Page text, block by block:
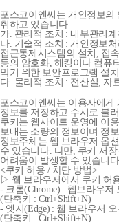
포스코이앤씨는 개인정보의
취하고 있습니다.
가. 관리적 조치 : 내부관리
나. 기술적 조치 : 개인정보
접근통제시스템의 설치, 접
등의 암호화, 해킹이나 컴퓨
막기 위한 보안프로그램 설
다. 물리적 조치 : 전산실, 자
포스코이앤씨는 이용자에
정보를 저장하고 수시로 불
쿠키는 웹사이트 운영에 이
보내는 소량의 정보이며 정
정보주체는 웹 브라우저 옵
수 있습니다. 다만, 쿠키 저
어려움이 발생할 수 있습니
<쿠키 허용 / 차단 방법>
▷ 웹 브라우저에서 쿠키 허
- 크롬(Chrome) : 웹브라우
(단축키 : Ctrl+Shift+N)
- 엣지(Edge) : 웹 브라우저
(단축키 : Ctrl+Shift+N)